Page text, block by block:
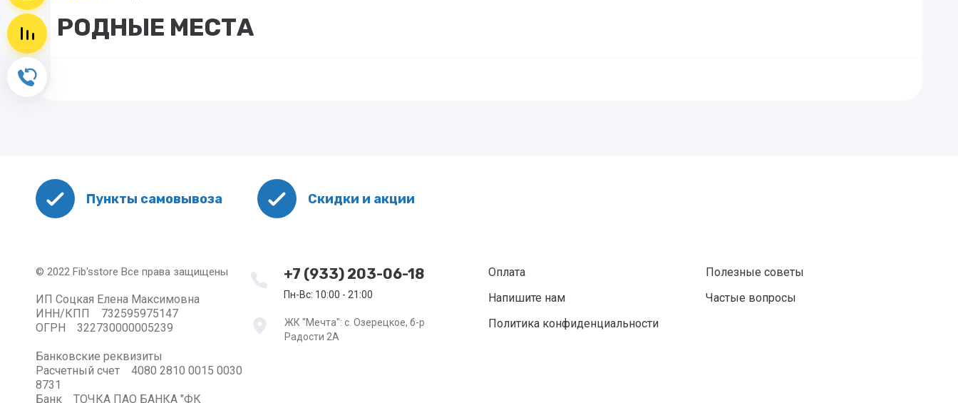
Сравнение пусто
РОДНЫЕ МЕСТА
Пункты самовывоза Скидки и акции
© 2022 Fib'sstore Все права защищены
ИП Соцкая Елена Максимовна
ИНН/КПП 732595975147
ОГРН 322730000005239
Банковские реквизиты
Расчетный счет 4080 2810 0015 0030
8731
Банк ТОЧКА ПАО БАНКА "ФК
+7 (933) 203-06-18
Пн-Вс: 10:00 - 21:00
ЖК "Мечта": с. Озерецкое, б-р
Радости 2А
Оплата
Полезные советы
Напишите нам
Частые вопросы
Политика конфиденциальности